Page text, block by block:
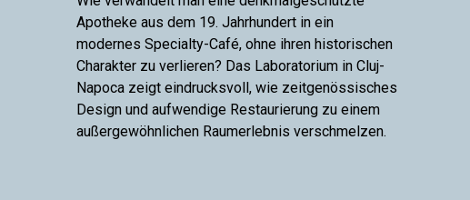
Apotheke aus dem 19. Jahrhundert in ein
modernes Specialty-Café, ohne ihren historischen
Charakter zu verlieren? Das Laboratorium in Cluj-
Napoca zeigt eindrucksvoll, wie zeitgenössisches
Design und aufwendige Restaurierung zu einem
außergewöhnlichen Raumerlebnis verschmelzen.